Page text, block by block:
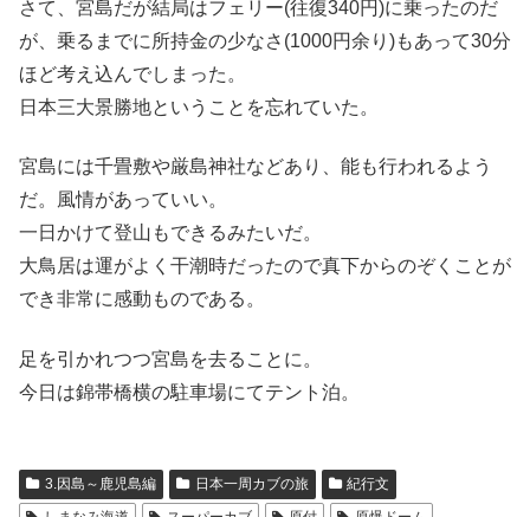
さて、宮島だが結局はフェリー(往復340円)に乗ったのだ
が、乗るまでに所持金の少なさ(1000円余り)もあって30分
ほど考え込んでしまった。
日本三大景勝地ということを忘れていた。
宮島には千畳敷や厳島神社などあり、能も行われるよう
だ。風情があっていい。
一日かけて登山もできるみたいだ。
大鳥居は運がよく干潮時だったので真下からのぞくことが
でき非常に感動ものである。
足を引かれつつ宮島を去ることに。
今日は錦帯橋横の駐車場にてテント泊。
3.因島～鹿児島編 日本一周カブの旅
紀行文